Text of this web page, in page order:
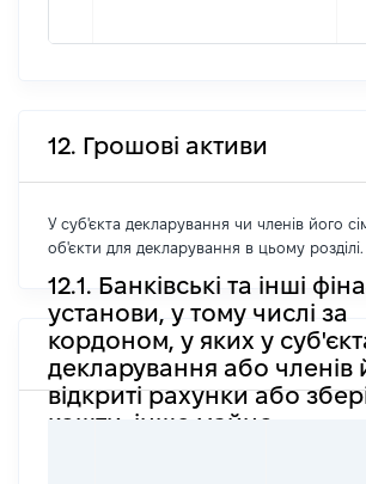
12. Грошові активи
У суб'єкта декларування чи членів його
об'єкти для декларування в цьому розділі.
12.1. Банківські та інші
установи, у тому числі за
кордоном, у яких у
декларування або членів
відкриті рахунки або
кошти, інше майно